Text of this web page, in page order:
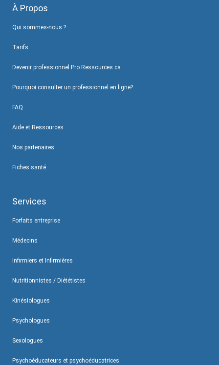
À Propos
Qui sommes-nous ?
Tarifs
Devenir professionnel Pro Ressources.ca
Pourquoi consulter un professionnel en ligne?
FAQ
Aide et Ressources
Nos partenaires
Fiches santé
Services
Forfaits entreprise
Médecins
Infirmiers et Infirmières
Nutritionnistes / Diététistes
Kinésiologues
Psychologues
Sexologues
Psychoéducateurs et psychoéducatrices